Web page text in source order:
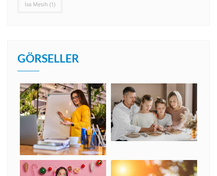
İsa Mesih (1)
GÖRSELLER